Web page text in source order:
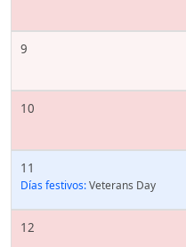
9
10
11
Días festivos:Veterans Day
12